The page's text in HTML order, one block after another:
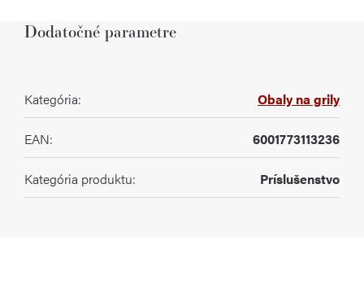
Dodatočné parametre
Kategória: Obaly na grily
EAN: 6001773113236
Kategória produktu: Príslušenstvo